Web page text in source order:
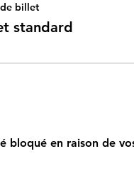
billet
standard
bloqué en raison de